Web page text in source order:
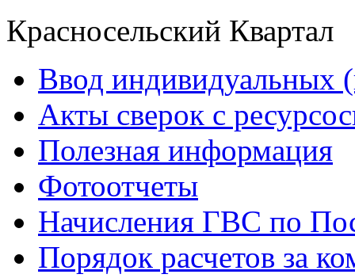
Красносельский Квартал
Ввод индивидуальных
Акты сверок с
Полезная информация
Фотоотчеты
Начисления ГВС по
Порядок расчетов за